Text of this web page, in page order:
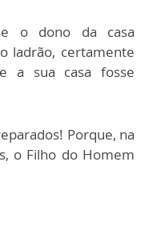
o dono da casa
ladrão, certamente
a sua casa fosse
Porque, na
o Filho do Homem